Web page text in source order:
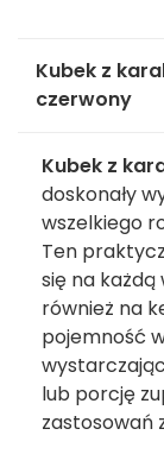
Kubek z
czerwony
Kubek z
doskonały
wszelkiego
Ten
się na
również na
pojemność
lub porcję
zastosowań